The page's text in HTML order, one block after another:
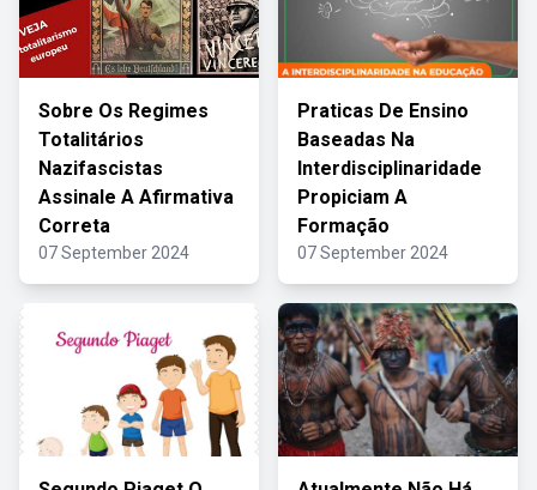
Sobre Os Regimes
Totalitários
Nazifascistas
Assinale A Afirmativa
Correta
07 September 2024
Praticas De Ensino
Baseadas Na
Interdisciplinaridade
Propiciam A
Formação
07 September 2024